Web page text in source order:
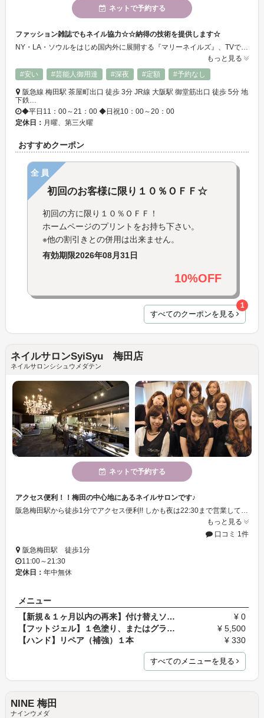
ネットで予約する
ファッション雑誌でもネイル協力☆☆納得の技術を提供します☆
NY・LA・ソウルをはじめ国内外に展開する『マリーネイルズ』、TVで紹介された実力派ネイルサロンがハリウッド最新デザインから国内人気の定番デザインまでお得価格でご提供！持ちが良く、丁寧な接客＆サービスで人気爆発中！！料金も分かりやすくご説明します！友達同士でもOKなので一度御来店下さい★ 美容室CAREと併設しているので、Hairのメニューと同時進行もできます♪
もっと見る
#安い
#芸能人御用達 #深夜 #定額 #予約なし
阪急線 梅田駅 茶屋町出口 徒歩 3分 JR線 大阪駅 御堂筋出口 徒歩 5分 地
下鉄…
◆平日11：00～21：00 ◆日祝10：00～20：00
定休日： 月曜、第三火曜
おすすめクーポン
全員
初回のお客様に限り１０％ＯＦＦ☆
初回の方に限り１０％ＯＦＦ！
ホームページのプリントをお持ち下さい。
※他の割引きとの併用は出来ません。
有効期限2026年08月31日
10%OFF
すべてのクーポンを見る
1
ネイルサロンSyiSyu 梅田店
ネイルサロンシシュウメダテン
ネットで予約する
アクセス便利！！梅田の中心地にあるネイルサロンです♪
阪急梅田駅から徒歩1分でアクセス便利!! しかも夜は22:30まで営業しておりますので、仕事帰りに立ち寄ることも可能です☆ 当店ではJNA（ジェルネイル技能検定）1級の高い技術を持ったスタッフがカウンセリングいたします♪ 基本メニューのほかにもオプションメニューもございます！！希望のメニューがなくても、ご相談下さいね☆
もっと見る
口コミ 1件
阪急梅田駅 徒歩1分
11:00～21:30
定休日： 年中無休
メニュー
【新規＆１ヶ月以内の再来】付け替えソークオフジェ…
¥ 0
【フットジェル】１色塗り、またはグラデーション１…
¥ 5,500
【ハンド】リペア（補強）１本
¥ 330
すべてのメニューを見る
NINE 梅田
ナインウメダ